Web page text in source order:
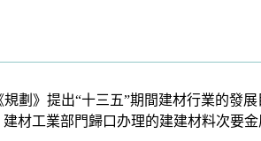
》提出“十三五”期間建材行業的發展
材工業部門歸口办理的建建材料次要